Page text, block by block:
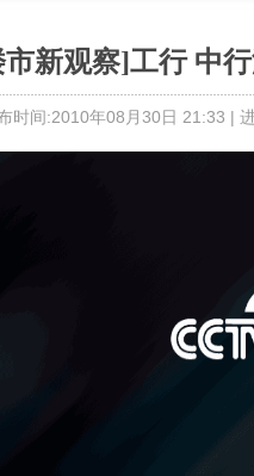
新观察]工行 中
时间:2010年08月30日 21:33 |